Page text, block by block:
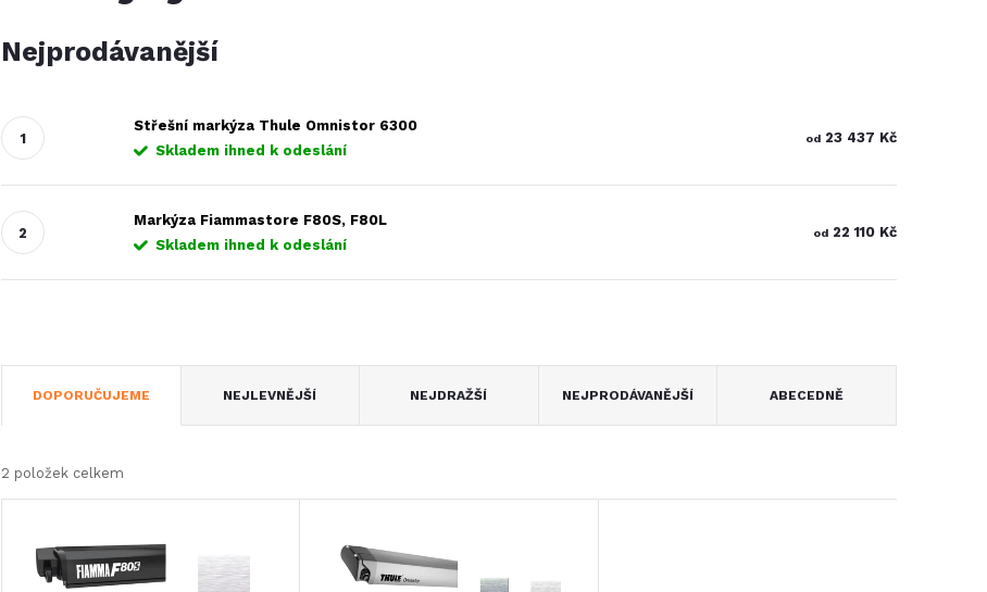
Nejprodávanější
Střešní markýza Thule Omnistor 6300
Skladem ihned k odeslání
od 23 437 Kč
Markýza Fiammastore F80S, F80L
Skladem ihned k odeslání
od 22 110 Kč
z
DOPORUČUJEME NEJLEVNĚJŠÍ NEJDRAŽŠÍ NEJPRODÁVANĚJŠÍ ABECEDNĚ
2 položek celkem